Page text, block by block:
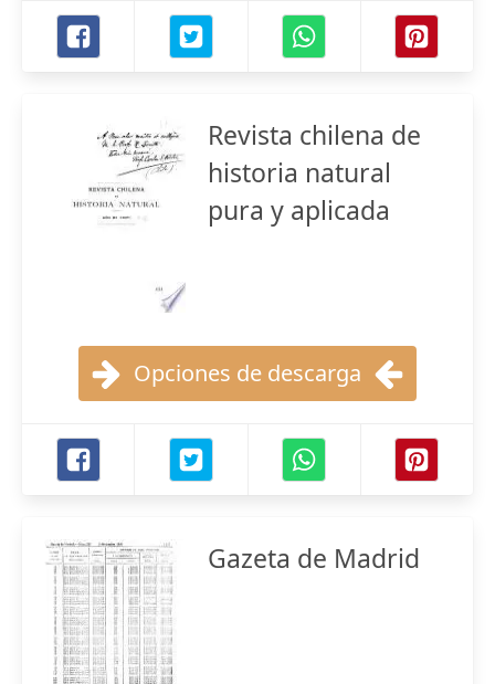
Revista chilena de
historia natural
pura y aplicada
Opciones de descarga
Gazeta de Madrid